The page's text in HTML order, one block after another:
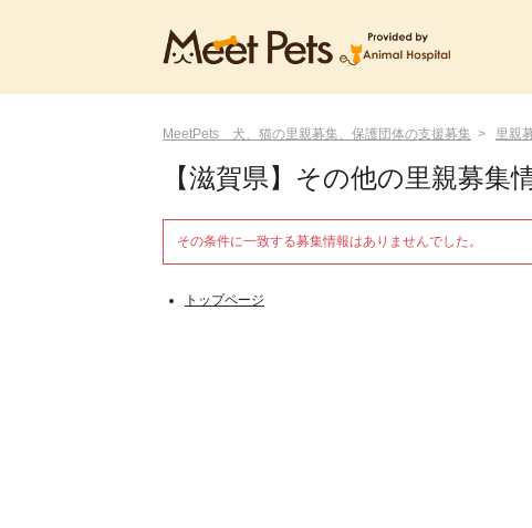
MeetPets 犬、猫の里親募集、保護団体の支援募集 里親
【滋賀県】その他の里親募集
その条件に一致する募集情報はありませんでした。
トップページ